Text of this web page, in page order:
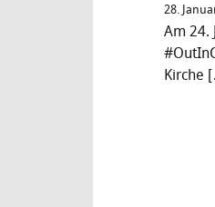
28.
Am 24.
Kirche